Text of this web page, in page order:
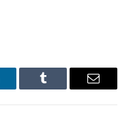
Tumblr Email